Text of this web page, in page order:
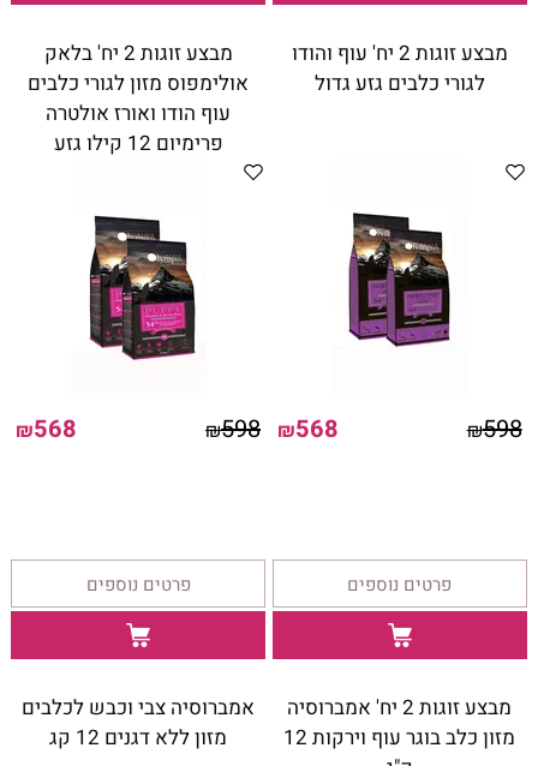
מבצע זוגות 2 יח' עוף והודו
לגורי כלבים גזע גדול
₪598
₪568
פרטים נוספים
מבצע זוגות 2 יח' בלאק
אולימפוס מזון לגורי כלבים
עוף הודו ואורז אולטרה
פרימיום 12 קילו גזע
₪598
₪568
פרטים נוספים
מבצע זוגות 2 יח' אמברוסיה
מזון כלב בוגר עוף וירקות 12
אמברוסיה צבי וכבש לכלבים
מזון ללא דגנים 12 קג